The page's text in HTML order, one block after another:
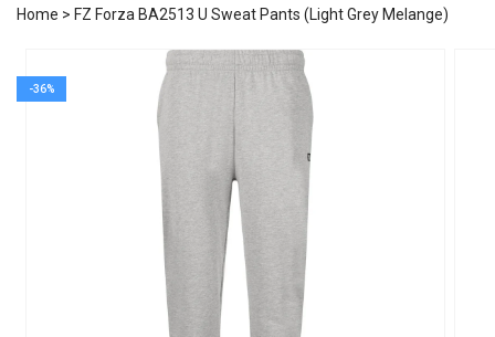
Home > FZ Forza BA2513 U Sweat Pants (Light Grey Melange)
GÅ TIL PRODUKTOPLYSNINGER
-36%